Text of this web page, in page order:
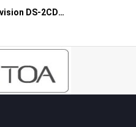
Camera IP Cube Hikvision DS-2CD2420F-IW